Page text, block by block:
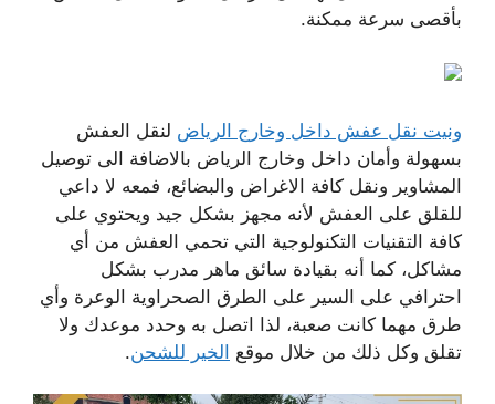
بأقصى سرعة ممكنة.
ونيت نقل عفش داخل وخارج الرياض لنقل العفش
بسهولة وأمان داخل وخارج الرياض بالاضافة الى توصيل
المشاوير ونقل كافة الاغراض والبضائع، فمعه لا داعي
للقلق على العفش لأنه مجهز بشكل جيد ويحتوي على
كافة التقنيات التكنولوجية التي تحمي العفش من أي
مشاكل، كما أنه بقيادة سائق ماهر مدرب بشكل
احترافي على السير على الطرق الصحراوية الوعرة وأي
طرق مهما كانت صعبة، لذا اتصل به وحدد موعدك ولا
تقلق وكل ذلك من خلال موقع الخير للشحن.